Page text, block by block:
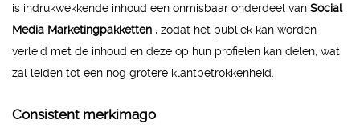
is indrukwekkende inhoud een onmisbaar onderdeel van Social
Media Marketingpakketten , zodat het publiek kan worden
verleid met de inhoud en deze op hun profielen kan delen, wat
zal leiden tot een nog grotere klantbetrokkenheid.
Consistent merkimago